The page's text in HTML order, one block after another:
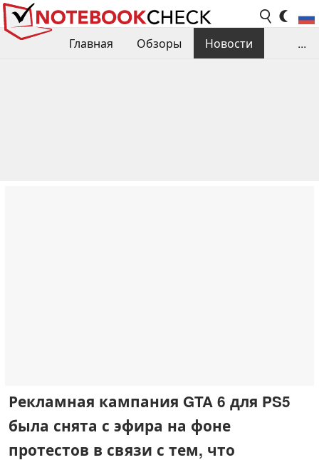
Главная Обзоры
Новости
...
Рекламная кампания GTA 6 для PS5
была снята с эфира на фоне
протестов в связи с тем, что